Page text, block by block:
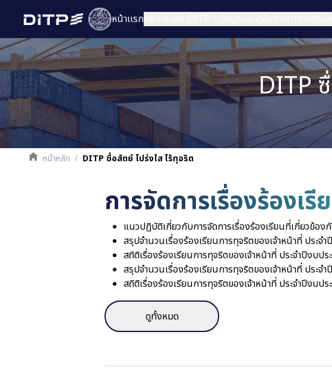
หน้าเเรก
DITP
หน้าหลัก / DITP ซื่อสัตย์ โปร่งใส ไร้ทุจริต
การจัดการเรื่องร้องเ
แนวปฏิบัติเกี่ยวกับการจัดการเรื่องร้องเรียนที่เกี่ยวข้อง
สรุปจำนวนเรื่องร้องเรียนการทุจริตของเจ้าหน้าที่ ปร
สถิติเรื่องร้องเรียนการทุจริตของเจ้าหน้าที่ ประจำปีงบป
สรุปจำนวนเรื่องร้องเรียนการทุจริตของเจ้าหน้าที่ ปร
สถิติเรื่องร้องเรียนการทุจริตของเจ้าหน้าที่ ประจำปีงบป
ดูทั้งหมด